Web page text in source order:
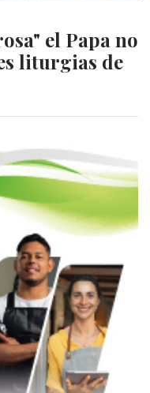
el Papa no
liturgias de